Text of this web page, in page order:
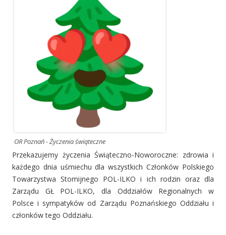
OR Poznań - Życzenia świąteczne
Przekazujemy życzenia Świąteczno-Noworoczne: zdrowia i
każdego dnia uśmiechu dla wszystkich Członków Polskiego
Towarzystwa Stomijnego POL-ILKO i ich rodzin oraz dla
Zarządu GŁ POL-ILKO, dla Oddziałów Regionalnych w
Polsce i sympatyków od Zarządu Poznańskiego Oddziału i
członków tego Oddziału.